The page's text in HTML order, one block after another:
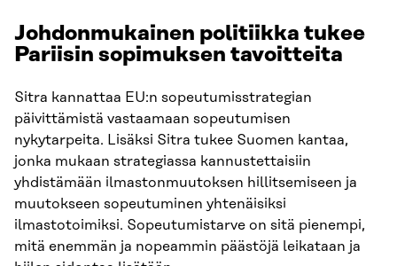
Johdonmukainen politiikka tukee
Pariisin sopimuksen tavoitteita
Sitra kannattaa EU:n sopeutumisstrategian
päivittämistä vastaamaan sopeutumisen
nykytarpeita. Lisäksi Sitra tukee Suomen kantaa,
jonka mukaan strategiassa kannustettaisiin
yhdistämään ilmastonmuutoksen hillitsemiseen ja
muutokseen sopeutuminen yhtenäisiksi
ilmastotoimiksi. Sopeutumistarve on sitä pienempi,
mitä enemmän ja nopeammin päästöjä leikataan ja